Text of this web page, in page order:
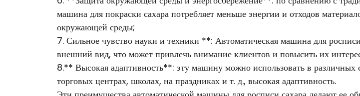
машина для покраски сахара потребляет меньше энергии и отходов
окружающей среды;
7. Сильное чувство науки и техники **: Автоматическая машина для
внешний вид, что может привлечь внимание клиентов и повысить их
8.** Высокая адаптивность**: эту машину можно использовать в различных
торговых центрах, школах, на праздниках и т. д., высокая адаптивность.